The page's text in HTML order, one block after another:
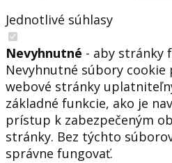
Jednotlivé súhlasy
Nevyhnutné - aby stránky
Nevyhnutné súbory
webové stránky
základné funkcie, ako je
prístup k zabezpečeným
stránky. Bez týchto
správne fungovať.